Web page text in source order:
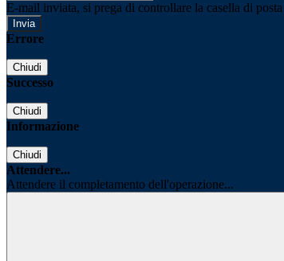
E-mail inviata, si prega di controllare la casella di
Errore
Chiudi
Successo
Chiudi
Informazione
Chiudi
Attendere...
Attendere il completamento dell'operazione...